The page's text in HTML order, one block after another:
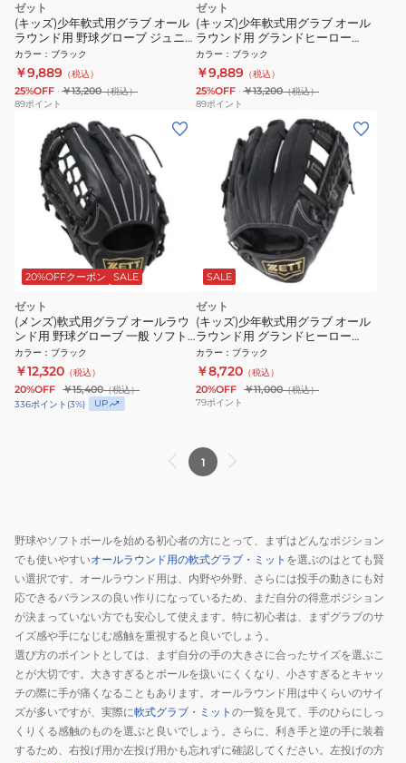
ゼット
(キッズ)少年軟式用グラブ オール
ラウンド用 野球グローブ ジュニ
ア ソフトステア BJGB74430-
1900
カラー ： ブラック
￥9,889 （税込）
25%OFF ￥13,200（税込）
89ポイント
ゼット
(キッズ)少年軟式用グラブ オール
ラウンド用 グランドヒーロー
BJCB76412-1900
カラー ： ブラック
￥9,889 （税込）
25%OFF ￥13,200（税込）
89ポイント
20%OFFクーポン SALE
ゼット
(メンズ)軟式用グラブ オールラウ
ンド用 野球グローブ 一般 ソフト
ステア 左投用 BRG352630-
1900RH
カラー ： ブラック
￥12,320 （税込）
20%OFF ￥15,400（税込）
336ポイント (3%) UP
SALE
ゼット
(キッズ)少年軟式用グラブ オール
ラウンド用 グランドヒーロー
BJGB76430-1900
カラー ： ブラック
￥8,720 （税込）
20%OFF ￥11,000（税込）
79ポイント
1
野球やソフトボールを始める初心者の方にとって、まずはどんなポジション
でも使いやすいオールラウンド用の軟式グラブ・ミット を選ぶのはとても賢
い選択です。オールラウンド用は、内野や外野、さらには投手の動きにも対
応できるバランスの良い作りになっているため、まだ自分の得意ポジション
が決まっていない方でも安心して使えます。特に初心者は、まずグラブのサ
イズ感や手になじむ感触を重視すると良いでしょう。
選び方のポイントとしては、まず自分の手の大きさに合ったサイズを選ぶこ
とが大切です。大きすぎるとボールを扱いにくくなり、小さすぎるとキャッ
チの際に手が痛くなることもあります。オールラウンド用は中くらいのサイ
ズが多いですが、実際に軟式グラブ・ミット の一覧を見て、手のひらにしっ
くりくる感触のものを選ぶと良いでしょう。さらに、利き手と逆の手に装着
するため、右投げ用か左投げ用かも忘れずに確認してください。左投げの方